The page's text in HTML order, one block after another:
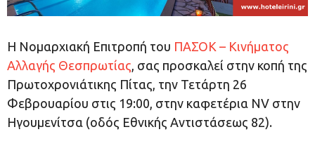
Η Νομαρχιακή Επιτροπή του ΠΑΣΟΚ – Κινήματος
Αλλαγής Θεσπρωτίας, σας προσκαλεί στην κοπή της
Πρωτοχρονιάτικης Πίτας, την Τετάρτη 26
Φεβρουαρίου στις 19:00, στην καφετέρια NV στην
Ηγουμενίτσα (οδός Εθνικής Αντιστάσεως 82).